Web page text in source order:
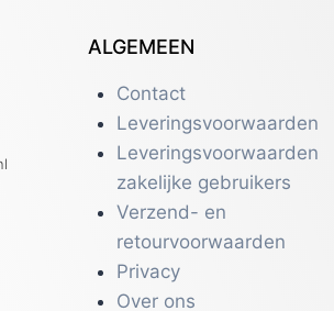
ALGEMEEN
Contact
Leveringsvoorwaarden
Leveringsvoorwaarden
zakelijke gebruikers
Verzend- en
retourvoorwaarden
Privacy
Over ons